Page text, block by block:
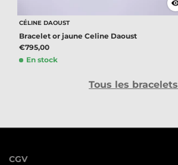
CÉLINE DAOUST
Bracelet or jaune Celine Daoust
€795,00
En stock
Tous les bracelets
CGV